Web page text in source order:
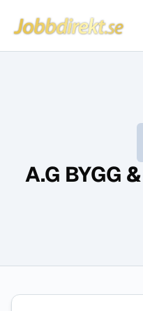
Hoppa till innehåll
Jobbdirekt
A.G BYGG